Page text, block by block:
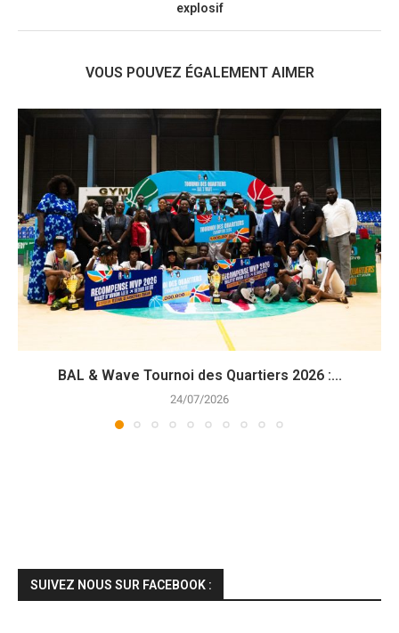
explosif
VOUS POUVEZ ÉGALEMENT AIMER
BAL & Wave Tournoi des Quartiers 2026 :...
24/07/2026
SUIVEZ NOUS SUR FACEBOOK :